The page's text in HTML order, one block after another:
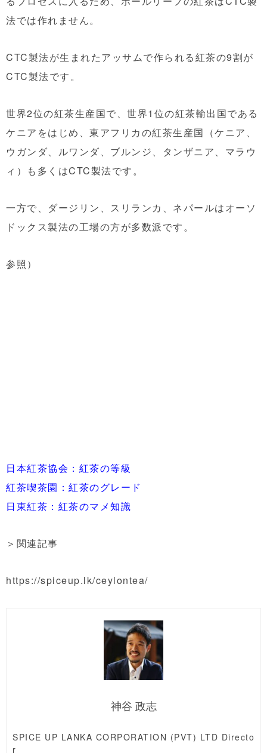
法では作れません。
CTC製法が生まれたアッサムで作られる紅茶の9割が
CTC製法です。
世界2位の紅茶生産国で、世界1位の紅茶輸出国である
ケニアをはじめ、東アフリカの紅茶生産国（ケニア、
ウガンダ、ルワンダ、ブルンジ、タンザニア、マラウ
ィ）も多くはCTC製法です。
一方で、ダージリン、スリランカ、ネパールはオーソ
ドックス製法の工場の方が多数派です。
参照）
日本紅茶協会：紅茶の等級
紅茶喫茶園：紅茶のグレード
日東紅茶：紅茶のマメ知識
＞関連記事
https://spiceup.lk/ceylontea/
神谷 政志
SPICE UP LANKA CORPORATION (PVT) LTD Directo
r